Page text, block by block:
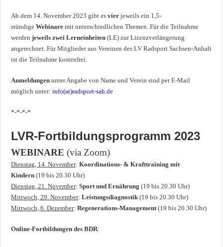
Ab dem 14. November 2023 gibt es vierjeweils ein 1,5-
stündige Webinare mit unterschiedlichen Themen. Für die Teilnahme
werdenjeweils zwei Lerneinheiten (LE) zur Lizenzverlängerung
angerechnet. Für Mitglieder aus Vereinen des LV Radsport Sachsen-Anhalt
ist die Teilnahme kostenfrei.
Anmeldungen unter Angabe von Name und Verein sind per E-Mail
möglich unter:info(at)radsport-sah.de
*-*-*-*
LVR-Fortbildungsprogramm 2023
WEBINARE (via Zoom)
Dienstag, 14. November:Koordinations- & Krafttraining mit
Kindern (19 bis 20.30 Uhr)
Dienstag, 21. November:Sport und Ernährung (19 bis 20.30 Uhr)
Mittwoch, 29. November:Leistungsdiagnostik (19 bis 20.30 Uhr)
Mittwoch, 6. Dezember:Regenerations-Management(19 bis 20.30 Uhr)
Online-Fortbildungen des BDR: